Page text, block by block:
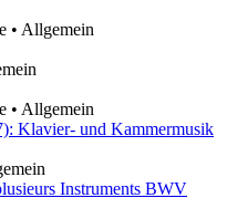
• Allgemein
• Allgemein
Klavier- und Kammermusik
Instruments BWV